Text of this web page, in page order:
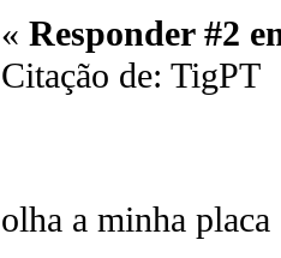
« Responder #2
Citação de: TigPT
olha a minha